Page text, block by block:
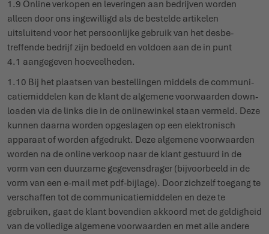
1.9 Online verkopen en leve­ringen aan bedrijven worden
alleen door ons inge­willigd als de bestelde artikelen
uitsluitend voor het persoonlijke gebruik van het desbe­
treffende bedrijf zijn bedoeld en voldoen aan de in punt
4.1 aangegeven hoeveelheden.
1.10 Bij het plaatsen van bestel­lingen middels de commu­ni­
ca­tie­middelen kan de klant de algemene voor­waarden down­
loaden via de links die in de onli­ne­winkel staan vermeld. Deze
kunnen daarna worden opge­slagen op een elek­tronisch
apparaat of worden afgedrukt. Deze algemene voor­waarden
worden na de online verkoop naar de klant gestuurd in de
vorm van een duurzame gege­vens­drager (bijvoorbeeld in de
vorm van een e-mail met pdf-bijlage). Door zichzelf toegang te
verschaffen tot de commu­ni­ca­tie­middelen en deze te
gebruiken, gaat de klant bovendien akkoord met de geldigheid
van de volledige algemene voor­waarden en met alle andere